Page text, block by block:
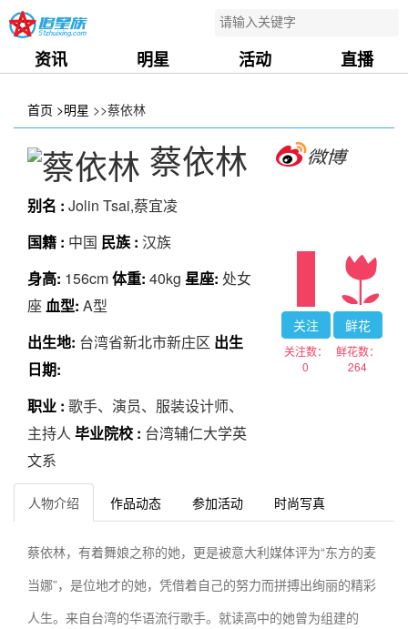
资讯 明星 活动 直播
首页 >明星 >>蔡依林
蔡依林
别名 : Jolin Tsai,蔡宜凌
国籍 : 中国 民族 : 汉族
身高: 156cm体重: 40kg 星座: 处女
座血型: A型
出生地: 台湾省新北市新庄区 出生
日期:
职业 : 歌手、演员、服装设计师、
主持人 毕业院校 : 台湾辅仁大学英
文系
关注
关注数：
0
鲜花
鲜花数：
264
人物介绍 作品动态 参加活动 时尚写真
蔡依林，有着舞娘之称的她，更是被意大利媒体评为“东方的麦
当娜”，是位地才的她，凭借着自己的努力而拼搏出绚丽的精彩
人生。来自台湾的华语流行歌手。就读高中的她曾为组建的